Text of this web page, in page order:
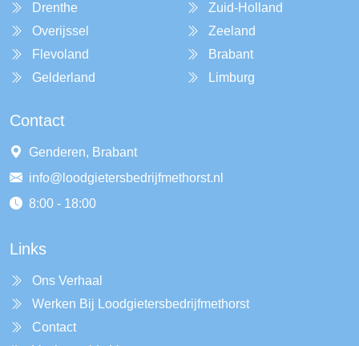
Drenthe
Overijssel
Flevoland
Gelderland
Zuid-Holland
Zeeland
Brabant
Limburg
Contact
Genderen, Brabant
info@loodgietersbedrijfmethorst.nl
8:00 - 18:00
Links
Ons Verhaal
Werken Bij Loodgietersbedrijfmethorst
Contact